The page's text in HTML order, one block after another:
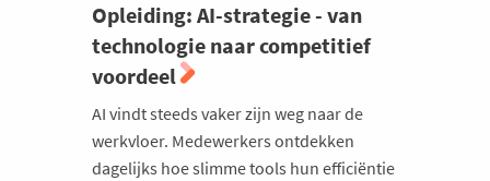
Opleiding: AI-strategie - van
technologie naar competitief
voordeel
AI vindt steeds vaker zijn weg naar de
werkvloer. Medewerkers ontdekken
dagelijks hoe slimme tools hun efficiëntie